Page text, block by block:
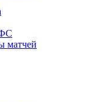
матчей